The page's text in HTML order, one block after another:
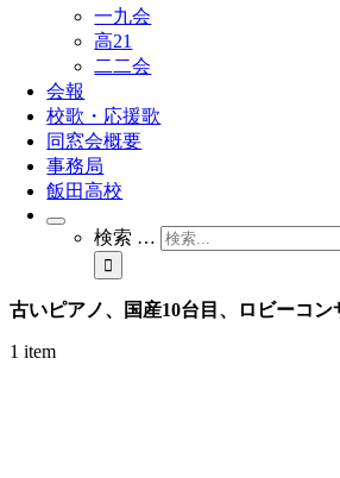
一九会
高21
二二会
会報
校歌・応援歌
同窓会概要
事務局
飯田高校
検索 …
古いピアノ、国産10台目、ロビーコン
1 item